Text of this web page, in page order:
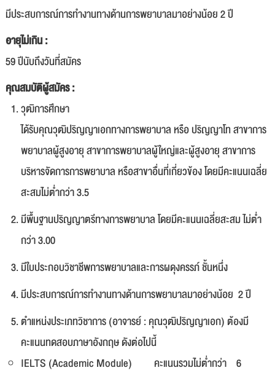
มีประสบการณ์การทำงานทางด้านการพยาบาลมาอย่างน้อย 2 ปี
อายุไม่เกิน :
59 ปีนับถึงวันที่สมัคร
คุณสมบัติผู้สมัคร :
วุฒิการศึกษา
ได้รับคุณวุฒิปริญญาเอกทางการพยาบาล หรือ ปริญญาโท สาขาการ
พยาบาลผู้สูงอายุ สาขาการพยาบาลผู้ใหญ่และผู้สูงอายุ สาขาการ
บริหารจัดการการพยาบาล หรือสาขาอื่นที่เกี่ยวข้อง โดยมีคะแนนเฉลี่ย
สะสมไม่ต่ำกว่า 3.5
มีพื้นฐานปริญญาตรีทางการพยาบาล โดยมีคะแนนเฉลี่ยสะสม ไม่ต่ำ
กว่า 3.00
มีใบประกอบวิชาชีพการพยาบาลและการผดุงครรภ์ ชั้นหนึ่ง
มีประสบการณ์การทำงานทางด้านการพยาบาลมาอย่างน้อย 2 ปี
ตำแหน่งประเภทวิชาการ (อาจารย์ : คุณวุฒิปริญญาเอก) ต้องมี
คะแนนทดสอบภาษาอังกฤษ ดังต่อไปนี้
IELTS (Academic Module) คะแนนรวมไม่ต่ำกว่า 6